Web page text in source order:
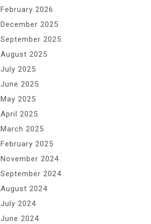
February 2026
December 2025
September 2025
August 2025
July 2025
June 2025
May 2025
April 2025
March 2025
February 2025
November 2024
September 2024
August 2024
July 2024
June 2024